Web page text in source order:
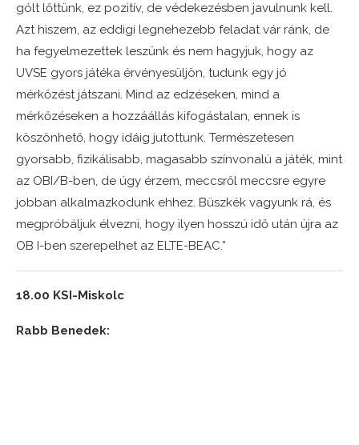
gólt lőttünk, ez pozitív, de védekezésben javulnunk kell.
Azt hiszem, az eddigi legnehezebb feladat vár ránk, de
ha fegyelmezettek leszünk és nem hagyjuk, hogy az
UVSE gyors játéka érvényesüljön, tudunk egy jó
mérkőzést játszani. Mind az edzéseken, mind a
mérkőzéseken a hozzáállás kifogástalan, ennek is
köszönhető, hogy idáig jutottunk. Természetesen
gyorsabb, fizikálisabb, magasabb színvonalú a játék, mint
az OBI/B-ben, de úgy érzem, meccsről meccsre egyre
jobban alkalmazkodunk ehhez. Büszkék vagyunk rá, és
megpróbáljuk élvezni, hogy ilyen hosszú idő után újra az
OB I-ben szerepelhet az ELTE-BEAC.”
18.00 KSI-Miskolc
Rabb Benedek: